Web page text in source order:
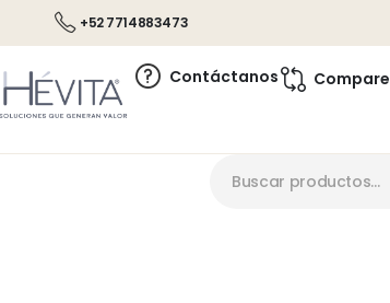
+52 7714883473
Contáctanos Compare